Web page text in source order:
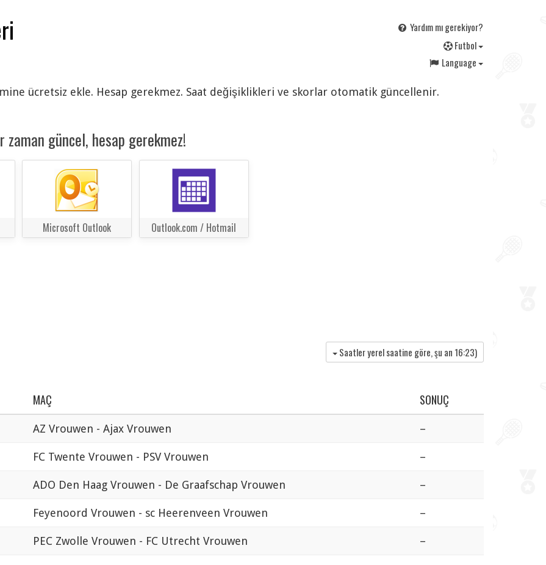
Yardım mı gerekiyor?
Futbol
Language
ücretsiz ekle. Hesap gerekmez. Saat değişiklikleri ve skorlar otomatik güncellenir.
güncel, hesap gerekmez!
Microsoft Outlook Outlook.com / Hotmail
Saatler yerel saatine göre, şu an 16:23)
MAÇ SONUÇ
AZ Vrouwen - Ajax Vrouwen –
FC Twente Vrouwen - PSV Vrouwen –
ADO Den Haag Vrouwen - De Graafschap Vrouwen –
Feyenoord Vrouwen - sc Heerenveen Vrouwen –
PEC Zwolle Vrouwen - FC Utrecht Vrouwen –